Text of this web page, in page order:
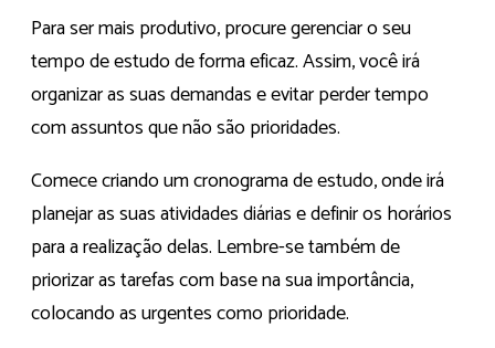
Para ser mais produtivo, procure gerenciar o seu
tempo de estudo de forma eficaz. Assim, você irá
organizar as suas demandas e evitar perder tempo
com assuntos que não são prioridades.
Comece criando um cronograma de estudo, onde irá
planejar as suas atividades diárias e definir os horários
para a realização delas. Lembre-se também de
priorizar as tarefas com base na sua importância,
colocando as urgentes como prioridade.